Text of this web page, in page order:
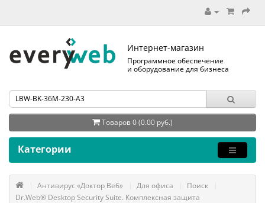
Интернет-магазин
Программное обеспечение
и оборудование для бизнеса
Товаров 0 (0.00 руб.)
Категории
Антивирус «Доктор Веб» Для офиса
Поиск
Dr.Web® Desktop Security Suite. Комплексная защита